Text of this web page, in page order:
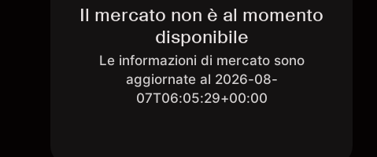
Il mercato non è al momento
disponibile
Le informazioni di mercato sono
aggiornate al 2026-08-
07T06:05:29+00:00